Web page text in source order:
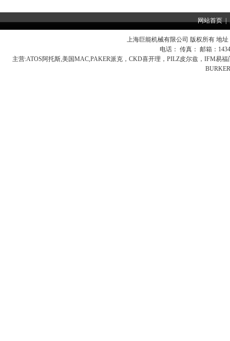
网站首页|
上海巨能机械有限公司 版权所有 地
电话： 传真： 邮箱：
主营:ATOS阿托斯,美国MAC,PAKER派克，CKD喜开理，PILZ皮尔兹，IFM易